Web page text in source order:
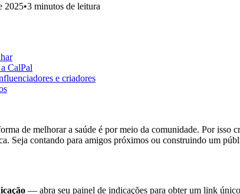
2025•3 minutos de leitura
CalPal
e criadores
de melhorar a saúde é por meio da comunidade. Por isso
Seja contando para amigos próximos ou construindo um
— abra seu painel de indicações para obter um link